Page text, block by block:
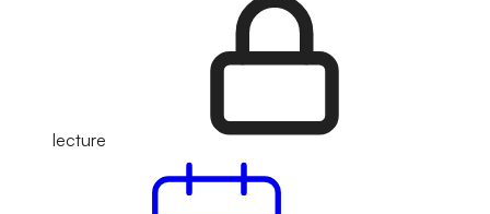
lecture